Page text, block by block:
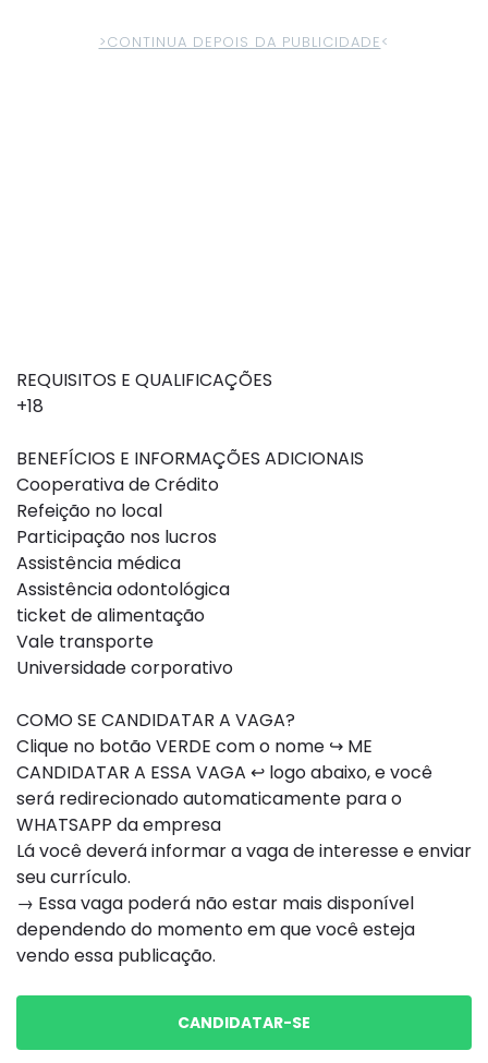
>CONTINUA DEPOIS DA PUBLICIDADE<
REQUISITOS E QUALIFICAÇÕES
+18
BENEFÍCIOS E INFORMAÇÕES ADICIONAIS
Cooperativa de Crédito
Refeição no local
Participação nos lucros
Assistência médica
Assistência odontológica
ticket de alimentação
Vale transporte
Universidade corporativo
COMO SE CANDIDATAR A VAGA?
Clique no botão VERDE com o nome ↪ ME
CANDIDATAR A ESSA VAGA ↩ logo abaixo, e você
será redirecionado automaticamente para o
WHATSAPP da empresa
Lá você deverá informar a vaga de interesse e enviar
seu currículo.
→ Essa vaga poderá não estar mais disponível
dependendo do momento em que você esteja
vendo essa publicação.
CANDIDATAR-SE